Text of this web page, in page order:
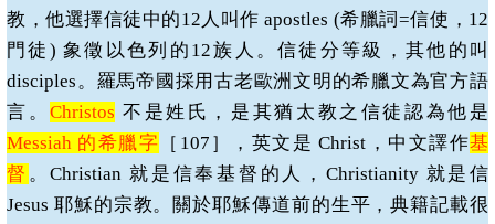
教，他選擇信徒中的12 人叫作apostles (希臘詞=信使， 12
門徒 ) 象徵以色列的 12族人。信徒分等級，其他的叫
disciples。羅馬帝國採用古老歐洲文明的希臘文為官方語
言。Christos 不是姓氏，是其猶太教之信徒認為他是
Messiah 的希臘字 ［ 107 ］，英文是Christ ，中文譯作基
督 。Christian就是信奉基督的人， Christianity 就是信
Jesus 耶穌的宗教。關於耶穌傳道前的生平，典籍記載很